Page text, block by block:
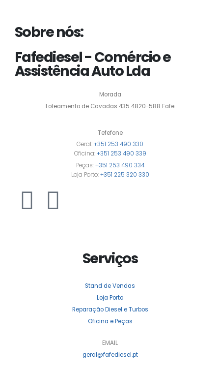
Sobre nós:
Fafediesel - Comércio e
Assistência Auto Lda
Morada
Loteamento de Cavadas 435 4820-588 Fafe
Tefefone
Geral:+351 253 490 330
Oficina:+351 253 490 339
Peças:+351 253 490 334
Loja Porto:+351 225 320 330
Serviços
Stand de Vendas
Loja Porto
Reparação Diesel e Turbos
Oficina e Peças
EMAIL
geral@fafediesel.pt